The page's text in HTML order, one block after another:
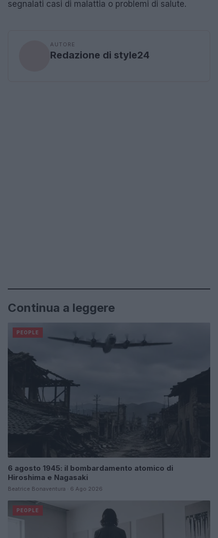
segnalati casi di malattia o problemi di salute.
AUTORE
Redazione di style24
Continua a leggere
PEOPLE
6 agosto 1945: il bombardamento atomico di
Hiroshima e Nagasaki
Beatrice Bonaventura · 6 Ago 2026
PEOPLE